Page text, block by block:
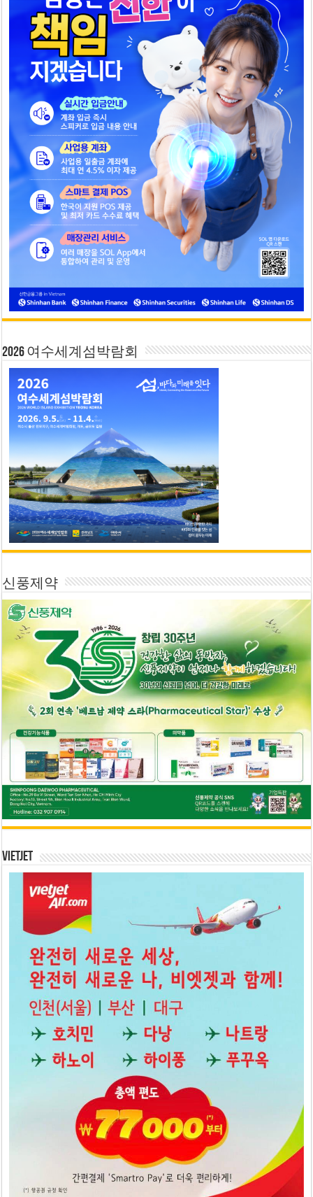
2026 여수세계섬박람회
신풍제약
Vietjet